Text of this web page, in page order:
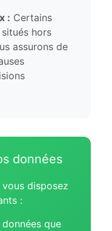
: Certains
hors
assurons de
données
vous disposez
:
que